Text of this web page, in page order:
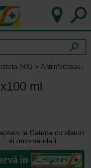
(RX) Antiinfectioase
ml
la Catena cu sfaturi
si recomandari